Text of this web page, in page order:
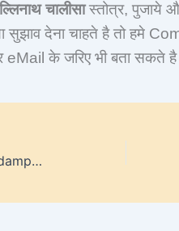
चालीसास्तोत्र, पुजाये
सुझाव देना चाहते है तो हमे
के जरिए भी बता सकते
Chalisa: श्री पद्मप्रभु चालीसा – Shri Padamprabhu Bhagwan